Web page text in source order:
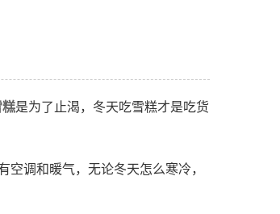
糕是为了止渴，冬天吃雪糕才是吃货
空调和暖气，无论冬天怎么寒冷，